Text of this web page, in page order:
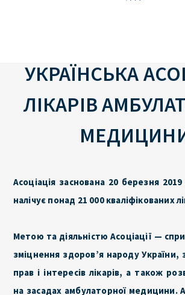
УКРАЇНСЬКА
ЛІКАРІВ
Асоціація заснована 20 березня
налічує понад 21 000 кваліфікованих
Метою та діяльністю Асоціації —
зміцнення здоров’я народу України,
прав і інтересів лікарів, а також
на засадах амбулаторної медицини.